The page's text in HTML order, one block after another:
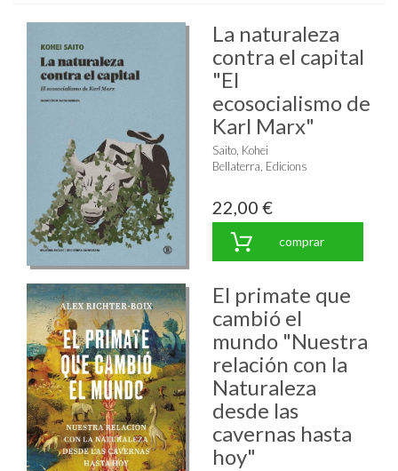
La naturaleza
contra el capital
"El
ecosocialismo de
Karl Marx"
Saito, Kohei
Bellaterra, Edicions
22,00 €
comprar
El primate que
cambió el
mundo "Nuestra
relación con la
Naturaleza
desde las
cavernas hasta
hoy"